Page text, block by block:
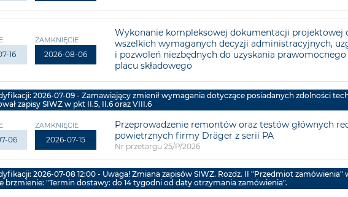
16
ZAMKNIĘCIE
2026-08-06
Wykonanie kompleksowej dokumentacji projektowej
wszelkich wymaganych decyzji administracyjnych,
i pozwoleń niezbędnych do uzyskania
placu składowego
2026-07-09 - Zamawiający zmienił wymagania dotyczące posiadanych zdolności
zapisy SIWZ w pkt II.5, II.6 oraz VIII.6
06
ZAMKNIĘCIE
2026-07-15
Przeprowadzenie remontów oraz testów głównych
powietrznych firmy Dräger z serii PA
Nr przetargu 25/P/2026
2026-07-08 12:00 - Uwaga! Zmiana zapisów SIWZ. Rozdz. II "Przedmiot
brzmienie: "Termin dostawy: do 14 tygodni od daty otrzymania zamówienia".